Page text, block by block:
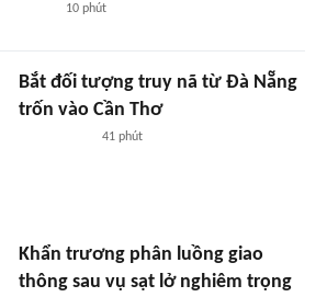
10 phút
Bắt đối tượng truy nã từ Đà Nẵng
trốn vào Cần Thơ
41 phút
Khẩn trương phân luồng giao
thông sau vụ sạt lở nghiêm trọng